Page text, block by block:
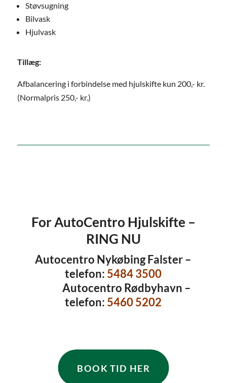
Støvsugning
Bilvask
Hjulvask
Tillæg:
Afbalancering i forbindelse med hjulskifte kun 200,- kr.
(Normalpris 250,- kr.)
For AutoCentro Hjulskifte –
RING NU
Autocentro Nykøbing Falster –
telefon: 5484 3500
Autocentro Rødbyhavn –
telefon: 5460 5202
BOOK TID HER